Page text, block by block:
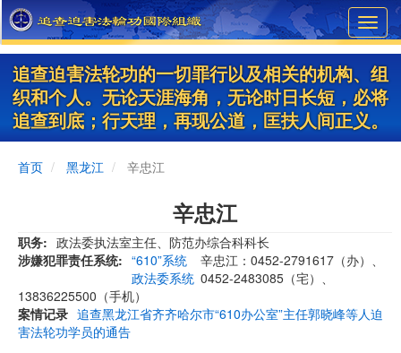
Skip
to
main
content
追查迫害法轮功的一切罪行以及相关的机构、组
织和个人。无论天涯海角，无论时日长短，必将
追查到底；行天理，再现公道，匡扶人间正义。
首页 黑龙江 辛忠江
辛忠江
职务
政法委执法室主任、防范办综合科科长
涉嫌犯罪责任系统
“610”系统
政法委系统
辛忠江：0452-2791617（办）、
0452-2483085（宅）、
13836225500（手机）
案情记录 追查黑龙江省齐齐哈尔市“610办公室”主任郭晓峰等人迫
害法轮功学员的通告